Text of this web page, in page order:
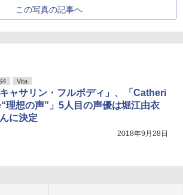
この写真の記事へ
Vita
キャサリン・フルボディ」、「Catheri
理想の声”」5人目の声優は堀江由衣
に決定
2018年9月28日